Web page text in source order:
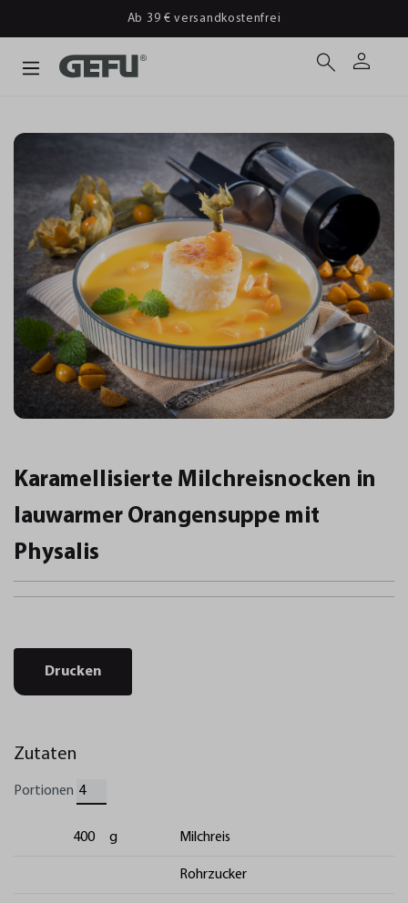
Ab 39 € versandkostenfrei
Karamellisierte Milchreisnocken in
lauwarmer Orangensuppe mit
Physalis
Drucken
Zutaten
Portionen
400 g Milchreis
Rohrzucker